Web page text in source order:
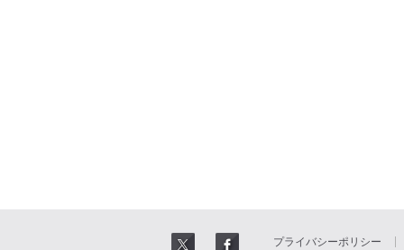
プライバシーポリシー